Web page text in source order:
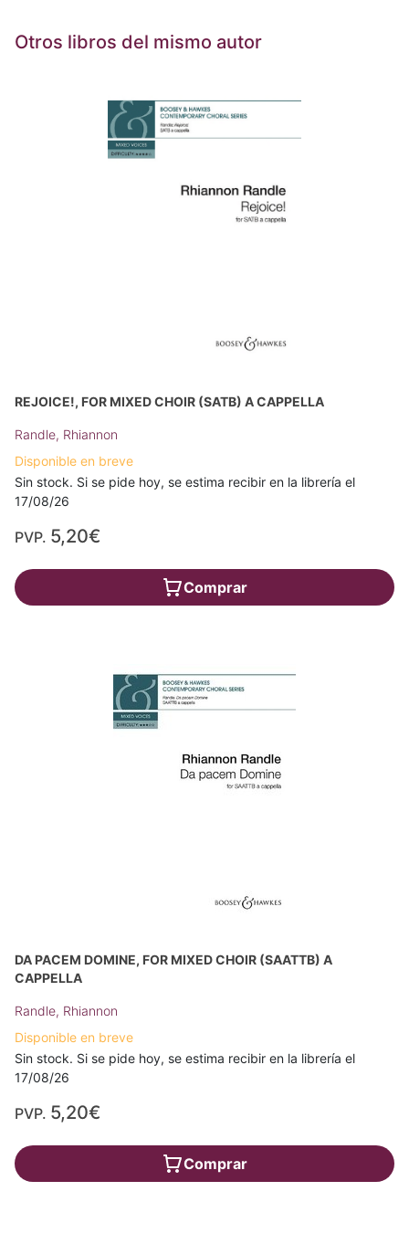
Otros libros del mismo autor
REJOICE!, FOR MIXED CHOIR (SATB) A CAPPELLA
Randle, Rhiannon
Disponible en breve
Sin stock. Si se pide hoy, se estima recibir en la librería el
17/08/26
PVP. 5,20€
Comprar
DA PACEM DOMINE, FOR MIXED CHOIR (SAATTB) A
CAPPELLA
Randle, Rhiannon
Disponible en breve
Sin stock. Si se pide hoy, se estima recibir en la librería el
17/08/26
PVP. 5,20€
Comprar